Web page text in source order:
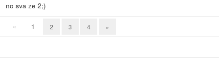
no sva ze 2;)
« 1 2 3 4 »